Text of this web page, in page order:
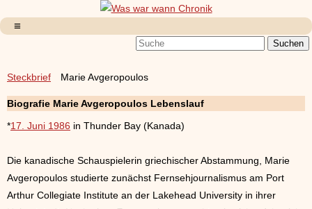
Steckbrief Marie Avgeropoulos
Biografie Marie Avgeropoulos Lebenslauf
*17. Juni 1986 in Thunder Bay (Kanada)
Die kanadische Schauspielerin griechischer Abstammung, Marie
Avgeropoulos studierte zunächst Fernsehjournalismus am Port
Arthur Collegiate Institute an der Lakehead University in ihrer